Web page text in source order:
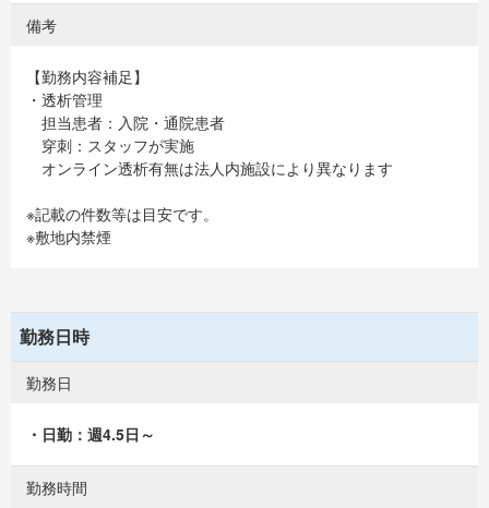
備考
【勤務内容補足】
・透析管理
担当患者：入院・通院患者
穿刺：スタッフが実施
オンライン透析有無は法人内施設により異なります
※記載の件数等は目安です。
※敷地内禁煙
勤務日時
勤務日
・日勤：週4.5日～
勤務時間